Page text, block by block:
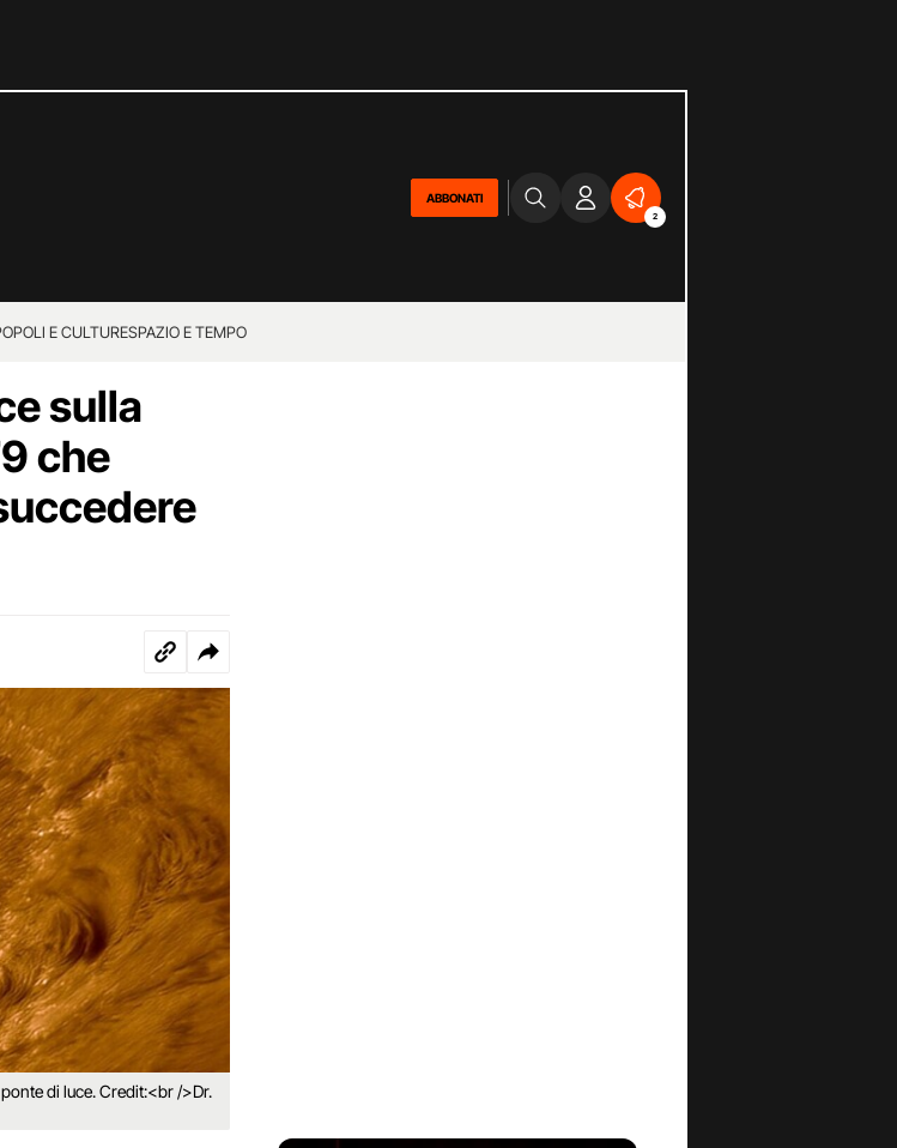
ABBONATI
2
E CULTURESPAZIO E TEMPO
sulla
che
di luce. Credit:<br />Dr.